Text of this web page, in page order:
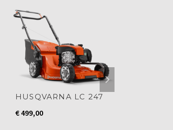
HUSQVARNA LC 247
€ 499,00